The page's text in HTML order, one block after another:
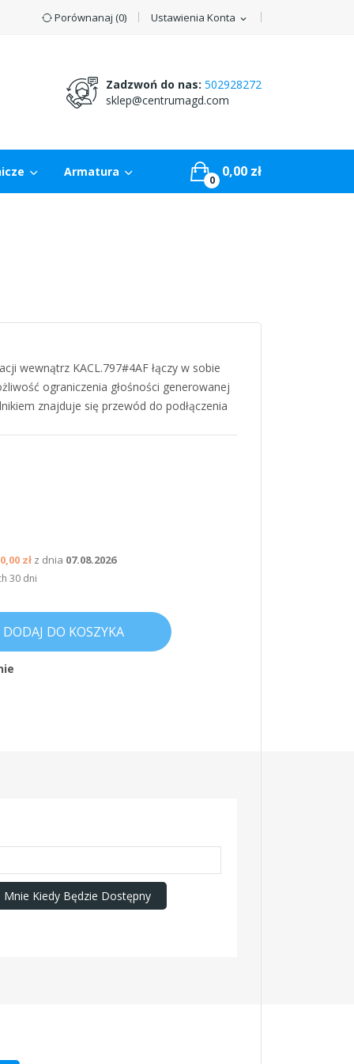
Ustawienia Konta expand_more
Porównanaj (0)
0
0,00 zł
Zadzwoń do nas: 502928272
sklep@centrumagd.com
Armatura
wewnątrz KACL.797#4AF łączy w sobie
ograniczenia głośności generowanej
znajduje się przewód do podłączenia
zł z dnia 07.08.2026
30 dni
DODAJ DO KOSZYKA
Kiedy Będzie Dostępny